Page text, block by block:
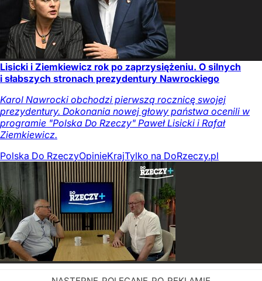
Lisicki i Ziemkiewicz rok po zaprzysiężeniu. O silnych
i słabszych stronach prezydentury Nawrockiego
Karol Nawrocki obchodzi pierwszą rocznicę swojej
prezydentury. Dokonania nowej głowy państwa ocenili w
programie "Polska Do Rzeczy" Paweł Lisicki i Rafał
Ziemkiewicz.
Polska Do RzeczyOpinieKrajTylko na DoRzeczy.pl